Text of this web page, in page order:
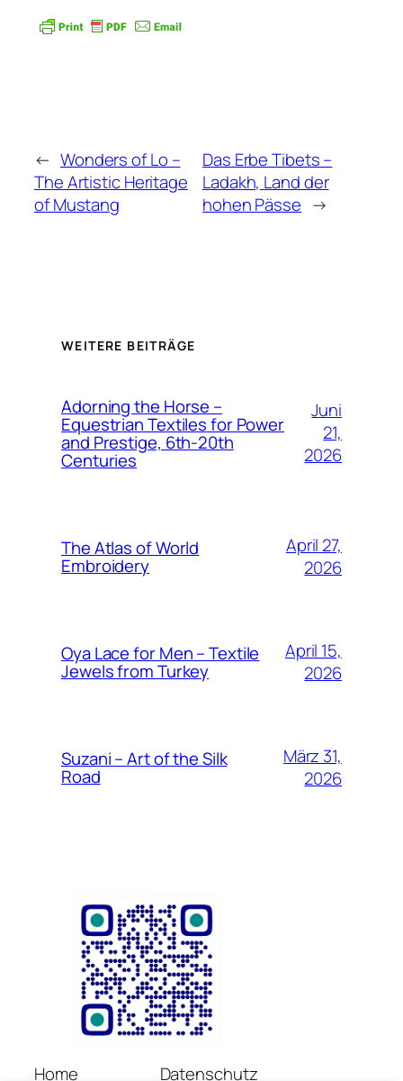
← Wonders of Lo –
The Artistic Heritage
of Mustang
Das Erbe Tibets –
Ladakh, Land der
hohen Pässe →
WEITERE BEITRÄGE
Adorning the Horse –
Equestrian Textiles for Power
and Prestige, 6th-20th
Centuries
Juni
21,
2026
The Atlas of World
Embroidery
April 27,
2026
Oya Lace for Men – Textile
Jewels from Turkey
April 15,
2026
Suzani – Art of the Silk
Road
März 31,
2026
Home Datenschutz